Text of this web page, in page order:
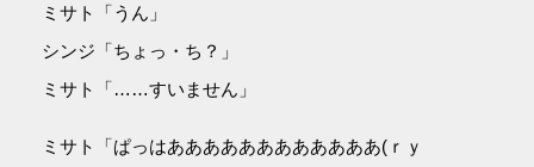
ミサト「うん」
シンジ「ちょっ・ち？」
ミサト「……すいません」
ミサト「ぱっはああああああああああああ(ｒｙ